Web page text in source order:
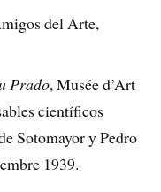
del Arte,
Prado, Musée d’Art
científicos
Sotomayor y Pedro
1939.